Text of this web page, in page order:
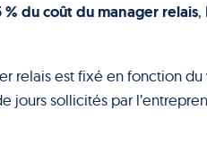
% du coût du manager relais,
relais est fixé en fonction
jours sollicités par